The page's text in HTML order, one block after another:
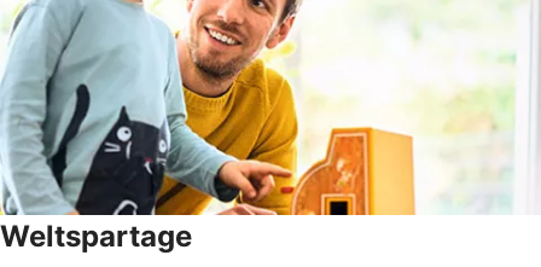
Weltspartage